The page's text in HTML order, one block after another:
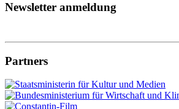
Newsletter anmeldung
Partners